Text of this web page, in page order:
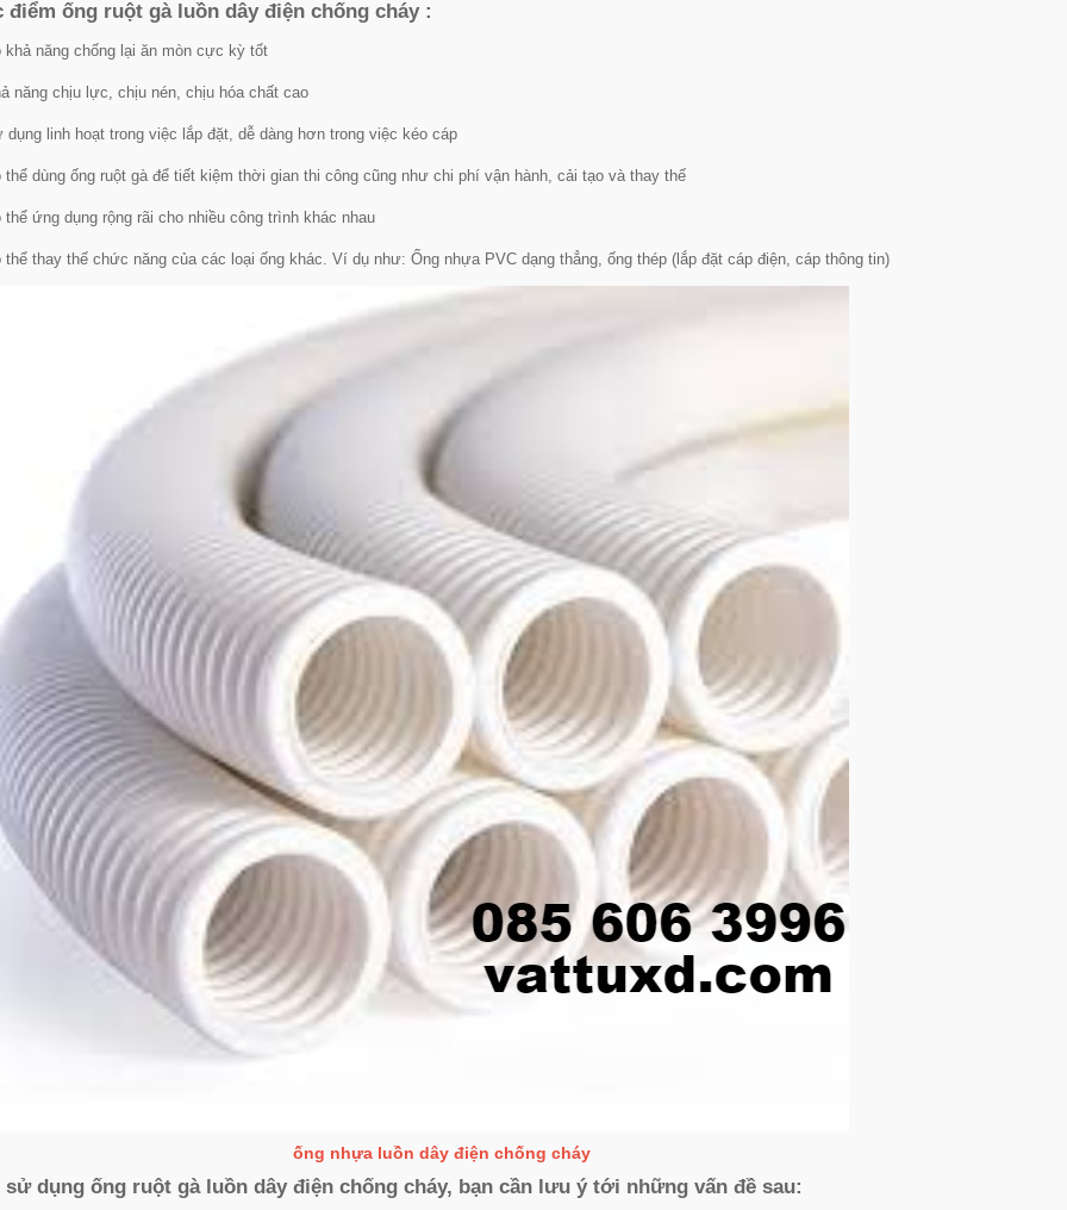
điểm ống ruột gà luồn dây điện chống cháy :
khả năng chống lại ăn mòn cực kỳ tốt
năng chịu lực, chịu nén, chịu hóa chất cao
dụng linh hoạt trong việc lắp đặt, dễ dàng hơn trong việc kéo cáp
thể dùng ống ruột gà để tiết kiệm thời gian thi công cũng như chi phí vận hành, cải tạo và thay thế
thể ứng dụng rộng rãi cho nhiều công trình khác nhau
thể thay thế chức năng của các loại ống khác. Ví dụ như: Ống nhựa PVC dạng thẳng, ống thép (lắp đặt cáp điện, cáp thông tin)
ống nhựa luồn dây điện chống cháy
dụng ống ruột gà luồn dây điện chống cháy, bạn cần lưu ý tới những vấn đề sau: